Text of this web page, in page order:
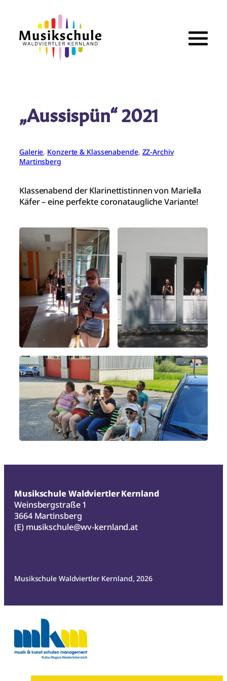
springen
„Aussispün“ 2021
Galerie, Konzerte & Klassenabende, ZZ-Archiv
Martinsberg
Klassenabend der Klarinettistinnen von Mariella
Käfer – eine perfekte coronataugliche Variante!
Musikschule Waldviertler Kernland
Weinsbergstraße 1
3664 Martinsberg
(E) musikschule@wv-kernland.at
Musikschule Waldviertler Kernland, 2026